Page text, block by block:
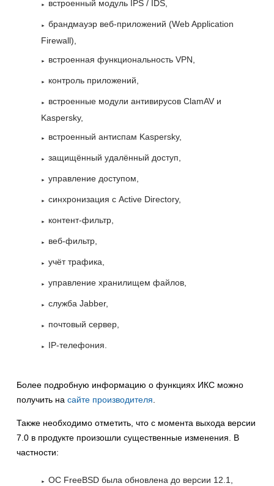
встроенный модуль IPS / IDS,
брандмауэр веб-приложений (Web Application
Firewall),
встроенная функциональность VPN,
контроль приложений,
встроенные модули антивирусов ClamAV и
Kaspersky,
встроенный антиспам Kaspersky,
защищённый удалённый доступ,
управление доступом,
синхронизация с Active Directory,
контент-фильтр,
веб-фильтр,
учёт трафика,
управление хранилищем файлов,
служба Jabber,
почтовый сервер,
IP-телефония.
Более подробную информацию о функциях ИКС можно
получить на сайте производителя.
Также необходимо отметить, что с момента выхода версии
7.0 в продукте произошли существенные изменения. В
частности:
ОС FreeBSD была обновлена до версии 12.1,